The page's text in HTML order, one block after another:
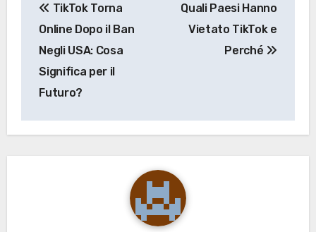
articoli
TikTok Torna
Online Dopo il Ban
Negli USA: Cosa
Significa per il
Futuro?
Quali Paesi Hanno
Vietato TikTok e
Perché